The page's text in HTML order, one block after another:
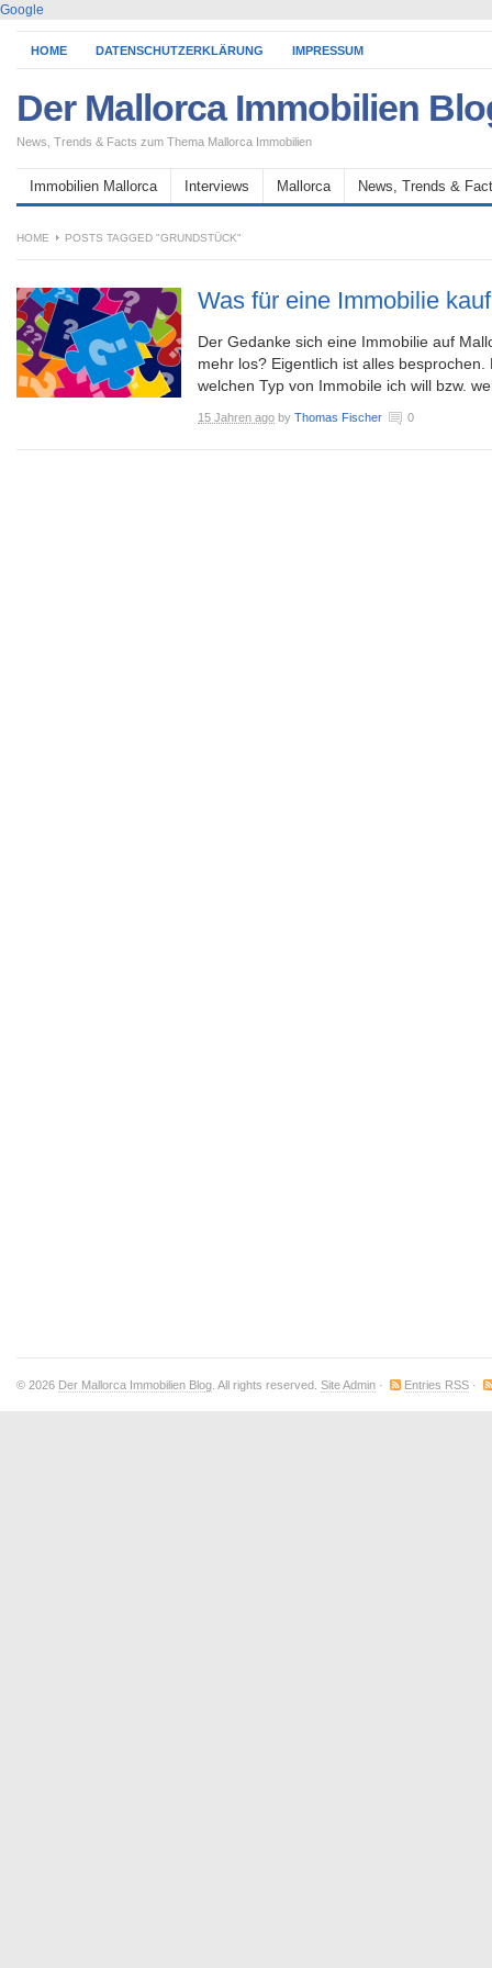
Google
HOME DATENSCHUTZERKLÄRUNG IMPRESSUM
Der Mallorca Immobilien
News, Trends & Facts zum Thema Mallorca Immobilien
Immobilien Mallorca Interviews Mallorca News, Trends &
HOME POSTS TAGGED "GRUNDSTÜCK"
Was für eine Immobilie
Der Gedanke sich eine Immobilie auf
mehr los? Eigentlich ist alles
welchen Typ von Immobile ich will bzw.
15 Jahren ago by Thomas Fischer 0
© 2026 Der Mallorca Immobilien Blog . All rights reserved. Site Admin · Entries RSS ·